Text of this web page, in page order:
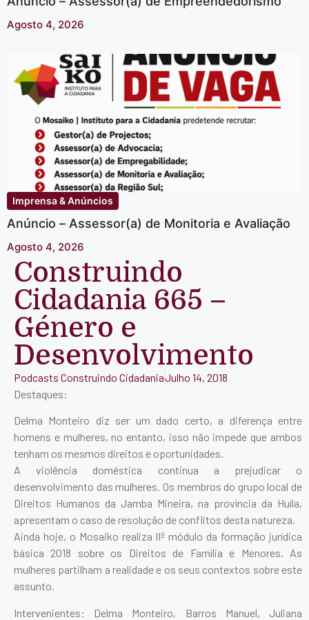
Agosto 4, 2026
Imprensa & Anúncios
Anúncio – Assessor(a) de Monitoria e Avaliação
Agosto 4, 2026
Construindo
Cidadania 665 –
Género e
Desenvolvimento
Podcasts Construindo CidadaniaJulho 14, 2018
Destaques:
Delma Monteiro diz ser um dado certo, a diferença entre
homens e mulheres, no entanto, isso não impede que ambos
tenham os mesmos direitos e oportunidades.
A violência doméstica continua a prejudicar o
desenvolvimento das mulheres. Os membros do grupo local de
Direitos Humanos da Jamba Mineira, na província da Huíla,
apresentam o caso de resolução de conflitos desta natureza.
Ainda hoje, o Mosaiko realiza IIº módulo da formação jurídica
básica 2018 sobre os Direitos de Família e Menores. As
mulheres partilham a realidade e os seus contextos sobre este
assunto.
Intervenientes: Delma Monteiro, Barros Manuel, Juliana